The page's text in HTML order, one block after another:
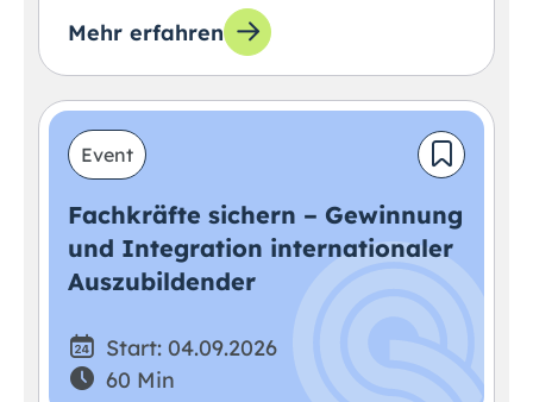
Mehr erfahren
Event
Fachkräfte sichern – Gewinnung
und Integration internationaler
Auszubildender
Start: 04.09.2026
60 Min